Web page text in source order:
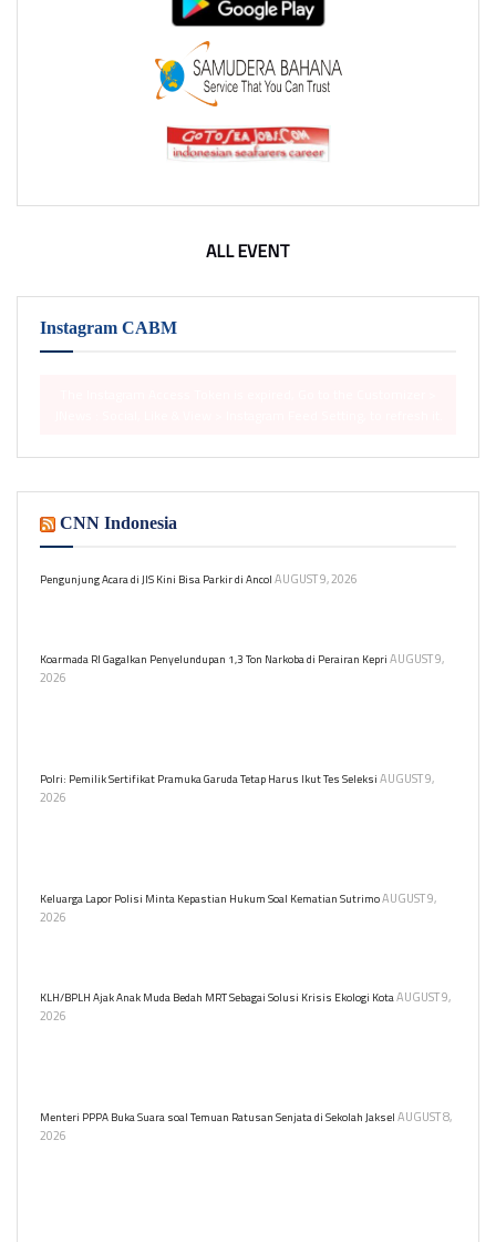
ALL EVENT
Instagram CABM
CNN Indonesia
Pengunjung Acara di JIS Kini Bisa Parkir di AncolAUGUST 9, 2026
Koarmada RI Gagalkan Penyelundupan 1,3 Ton Narkoba di Perairan KepriAUGUST 9,
2026
Polri: Pemilik Sertifikat Pramuka Garuda Tetap Harus Ikut Tes SeleksiAUGUST 9,
2026
Keluarga Lapor Polisi Minta Kepastian Hukum Soal Kematian SutrimoAUGUST 9,
2026
KLH/BPLH Ajak Anak Muda Bedah MRT Sebagai Solusi Krisis Ekologi KotaAUGUST 9,
2026
Menteri PPPA Buka Suara soal Temuan Ratusan Senjata di Sekolah JakselAUGUST 8,
2026